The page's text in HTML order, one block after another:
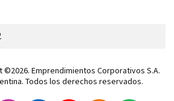
Emprendimientos Corporativos S.A.
Todos los derechos reservados.